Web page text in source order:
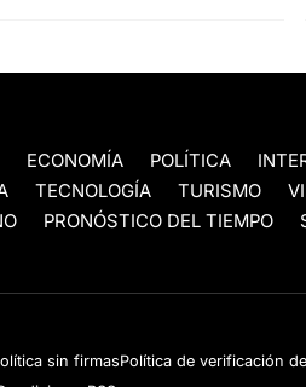
ECONOMÍA POLÍTICA
TECNOLOGÍA TURISMO
PRONÓSTICO DEL TIEMPO
sin firmasPolítica de verificación